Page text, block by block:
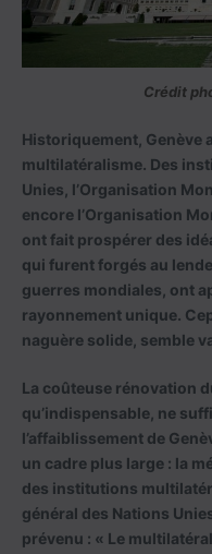
Crédit
Historiquement, Genève
multilatéralisme. Des
Unies, l’Organisation
encore l’Organisation
ont fait prospérer des
qui furent forgés au
guerres mondiales, ont
rayonnement unique.
naguère solide, semble
La coûteuse rénovation
qu’indispensable, ne
l’affaiblissement de
un cadre plus large : la
des institutions
général des Nations
prévenu : « Le